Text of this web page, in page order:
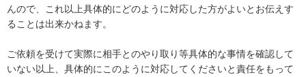
んので、これ以上具体的にどのように対応した方がよいとお伝えす
ることは出来かねます。
ご依頼を受けて実際に相手とのやり取り等具体的な事情を確認して
いない以上、具体的にこのように対応してくださいと責任をもって